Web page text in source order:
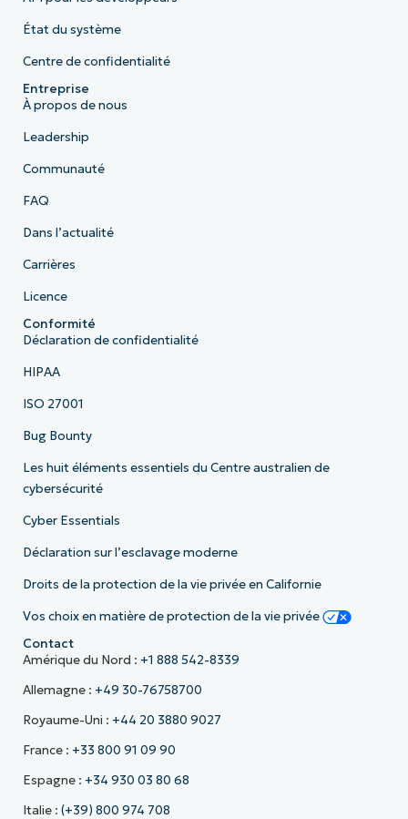
État du système
Centre de confidentialité
Entreprise
À propos de nous
Leadership
Communauté
FAQ
Dans l’actualité
Carrières
Licence
Conformité
Déclaration de confidentialité
HIPAA
ISO 27001
Bug Bounty
Les huit éléments essentiels du Centre australien de
cybersécurité
Cyber Essentials
Déclaration sur l’esclavage moderne
Droits de la protection de la vie privée en Californie
Vos choix en matière de protection de la vie privée
Contact
Amérique du Nord : +1 888 542-8339
Allemagne : +49 30-76758700
Royaume-Uni : +44 20 3880 9027
France : +33 800 91 09 90
Espagne : +34 930 03 80 68
Italie : (+39) 800 974 708